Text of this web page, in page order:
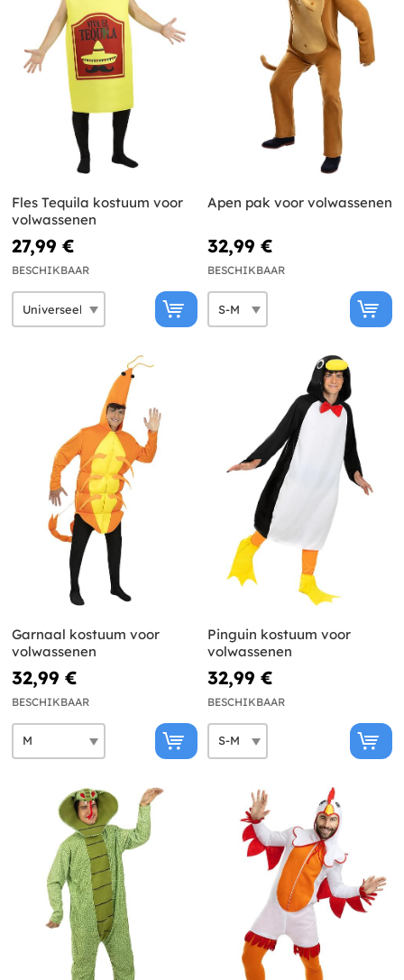
Fles Tequila kostuum voor
volwassenen
27,99 €
BESCHIKBAAR
Apen pak voor volwassenen
32,99 €
BESCHIKBAAR
Garnaal kostuum voor
volwassenen
32,99 €
BESCHIKBAAR
Pinguin kostuum voor
volwassenen
32,99 €
BESCHIKBAAR